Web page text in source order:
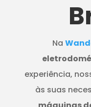
Na
experiência,
às suas